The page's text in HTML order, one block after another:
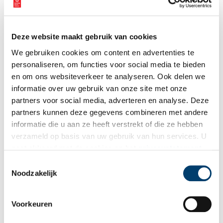
Deze website maakt gebruik van cookies
We gebruiken cookies om content en advertenties te
personaliseren, om functies voor social media te bieden
en om ons websiteverkeer te analyseren. Ook delen we
informatie over uw gebruik van onze site met onze
partners voor social media, adverteren en analyse. Deze
partners kunnen deze gegevens combineren met andere
informatie die u aan ze heeft verstrekt of die ze hebben
verzameld op basis van uw gebruik van hun services. U
Noodzakelijk
Voorkeuren
bazig zitten de vrouwen bij elkaar, oude matronen die duchtig
den baas weten te spelen en ongemakkelijk van zich af wisten te
opgekomen. Zure, oude tantes, door Hals als klazige, houterige,
uitgedroogde marionetten, die ze waren, geschilderd in zulk een
levende atmospheer, in zulk een diepen toon, dat het ons
toeschijnt, of deze doeken het leven alleen ademen.
Wat is waar? Zien deze regentessen er echt uit als boze oude
vrouwen? Het regentschap van een liefdadigheidsinstelling als
het Oudemannenhuis was een waardige functie, waar
respectabele, vooraanstaande mensen voor uitgenodigd werden.
De regenten en regentessen werden benoemd door het
pinnige oude vrouwen in het bestuur aanstelde.